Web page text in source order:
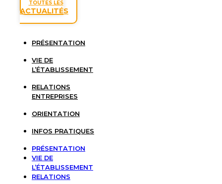
TOUTES LES
ACTUALITÉS
PRÉSENTATION
VIE DE
L’ÉTABLISSEMENT
RELATIONS
ENTREPRISES
ORIENTATION
INFOS PRATIQUES
PRÉSENTATION
VIE DE
L’ÉTABLISSEMENT
RELATIONS